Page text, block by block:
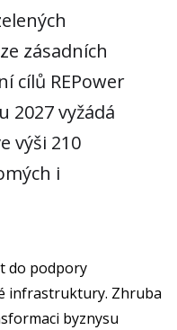
zásadních
cílů REPower
2027 vyžádá
výši 210
i
do podpory
infrastruktury. Zhruba
byznysu